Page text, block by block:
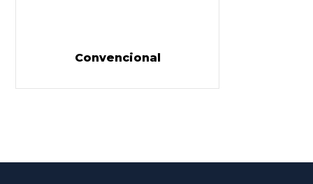
Convencional